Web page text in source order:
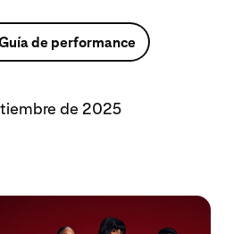
de performance
de 2025